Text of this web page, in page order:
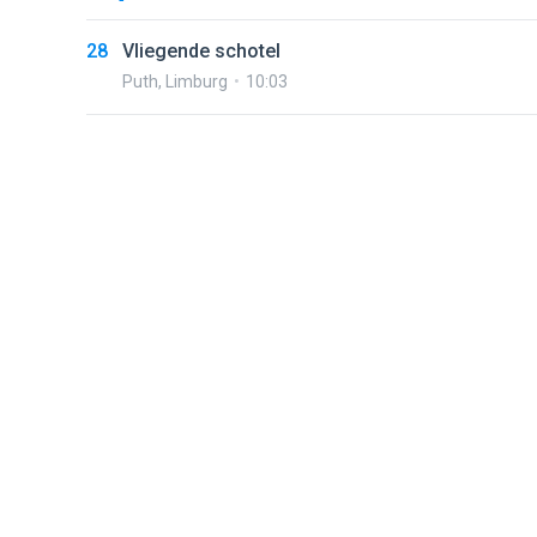
28 Vliegende schotel
Puth, Limburg 10:03